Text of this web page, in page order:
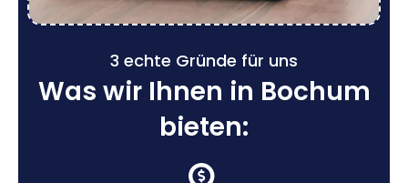
3 echte Gründe für uns
Was wir Ihnen in Bochum
bieten: